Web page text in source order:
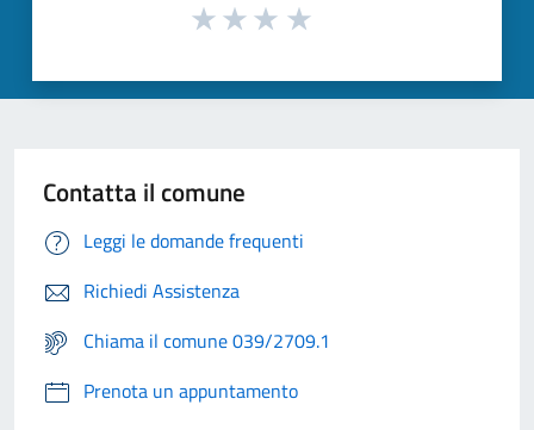
Contatta il comune
Leggi le domande frequenti
Richiedi Assistenza
Chiama il comune 039/2709.1
Prenota un appuntamento